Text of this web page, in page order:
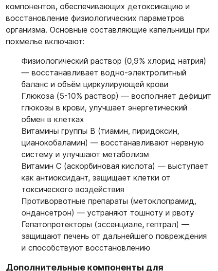
компонентов, обеспечивающих детоксикацию и
восстановление физиологических параметров
организма. Основные составляющие капельницы при
похмелье включают:
Физиологический раствор (0,9% хлорид натрия)
— восстанавливает водно-электролитный
баланс и объём циркулирующей крови
Глюкоза (5-10% раствор) — восполняет дефицит
глюкозы в крови, улучшает энергетический
обмен в клетках
Витамины группы В (тиамин, пиридоксин,
цианокобаламин) — восстанавливают нервную
систему и улучшают метаболизм
Витамин С (аскорбиновая кислота) — выступает
как антиоксидант, защищает клетки от
токсического воздействия
Противорвотные препараты (метоклопрамид,
ондансетрон) — устраняют тошноту и рвоту
Гепатопротекторы (эссенциале, гептрал) —
защищают печень от дальнейшего повреждения
и способствуют восстановлению
Дополнительные компоненты для